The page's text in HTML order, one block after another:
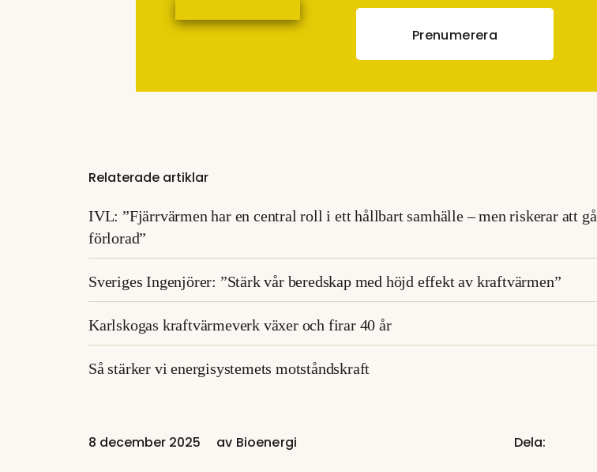
Prenumerera
Relaterade artiklar
IVL: ”Fjärrvärmen har en central roll i ett hållbart samhälle – men riskerar att gå
förlorad”
Sveriges Ingenjörer: ”Stärk vår beredskap med höjd effekt av kraftvärmen”
Karlskogas kraftvärmeverk växer och firar 40 år
Så stärker vi energisystemets motståndskraft
8 december 2025 av Bioenergi Dela: